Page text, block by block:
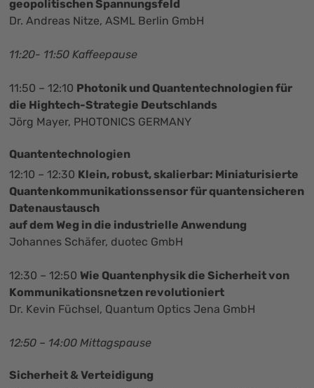
geopolitischen Spannungsfeld
Dr. Andreas Nitze, ASML Berlin GmbH
11:20- 11:50 Kaffeepause
11:50 – 12:10 Photonik und Quantentechnologien für
die Hightech-Strategie Deutschlands
Jörg Mayer, PHOTONICS GERMANY
Quantentechnologien
12:10 – 12:30 Klein, robust, skalierbar: Miniaturisierte
Quantenkommunikationssensor für quantensicheren
Datenaustausch
auf dem Weg in die industrielle Anwendung
Johannes Schäfer, duotec GmbH
12:30 – 12:50Wie Quantenphysik die Sicherheit von
Kommunikationsnetzen revolutioniert
Dr. Kevin Füchsel, Quantum Optics Jena GmbH
12:50 – 14:00 Mittagspause
Sicherheit & Verteidigung